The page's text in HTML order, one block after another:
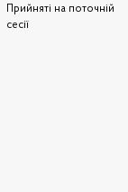
Прийняті на поточній
сесії